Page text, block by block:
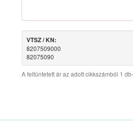
VTSZ / KN:
8207509000
82075090
A feltüntetett ár az adott cikkszámból 1